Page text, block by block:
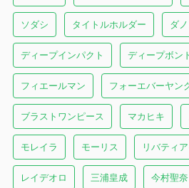
ソダシ タイトルホルダー ダ
ディープインパクト ディープボン
フィエールマン フォーエバーヤン
ブラストワンピース マカヒキ
モレイラ モーリス リバティ
レイデオロ 三浦皇成 今村聖奈